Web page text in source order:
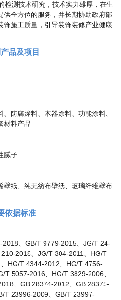
检测技术研究，技术实力雄厚，在生
供全方位的服务，并长期协助政府部
饰施工质量，引导装饰装修产业健康
品及项目
防腐涂料、木器涂料、功能涂料、
材料产品
腻子
壁纸、纯无纺布壁纸、玻璃纤维壁布
依据标准
、GB/T 9779-2015、JG/T 24-
2018、JG/T 304-2011、HG/T
HG/T 4344-2012、HG/T 4756-
T 5057-2016、HG/T 3829-2006、
、GB 28374-2012、GB 28375-
T 23996-2009、GB/T 23997-